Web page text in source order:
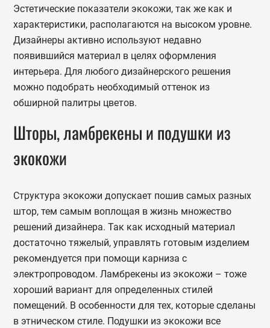
Эстетические показатели экокожи, так же как и
характеристики, располагаются на высоком уровне.
Дизайнеры активно используют недавно
появившийся материал в целях оформления
интерьера. Для любого дизайнерского решения
можно подобрать необходимый оттенок из
обширной палитры цветов.
Шторы, ламбрекены и подушки из
экокожи
Структура экокожи допускает пошив самых разных
штор, тем самым воплощая в жизнь множество
решений дизайнера. Так как исходный материал
достаточно тяжелый, управлять готовым изделием
рекомендуется при помощи карниза с
электропроводом. Ламбрекены из экокожи – тоже
хороший вариант для определенных стилей
помещений. В особенности для тех, которые сделаны
в этническом стиле. Подушки из экокожи все